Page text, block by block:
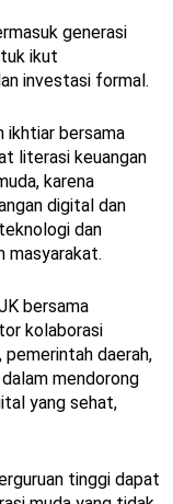
generasi
ikut
investasi formal.
ikhtiar bersama
literasi keuangan
karena
digital dan
dan
masyarakat.
bersama
kolaborasi
daerah,
mendorong
yang sehat,
tinggi dapat